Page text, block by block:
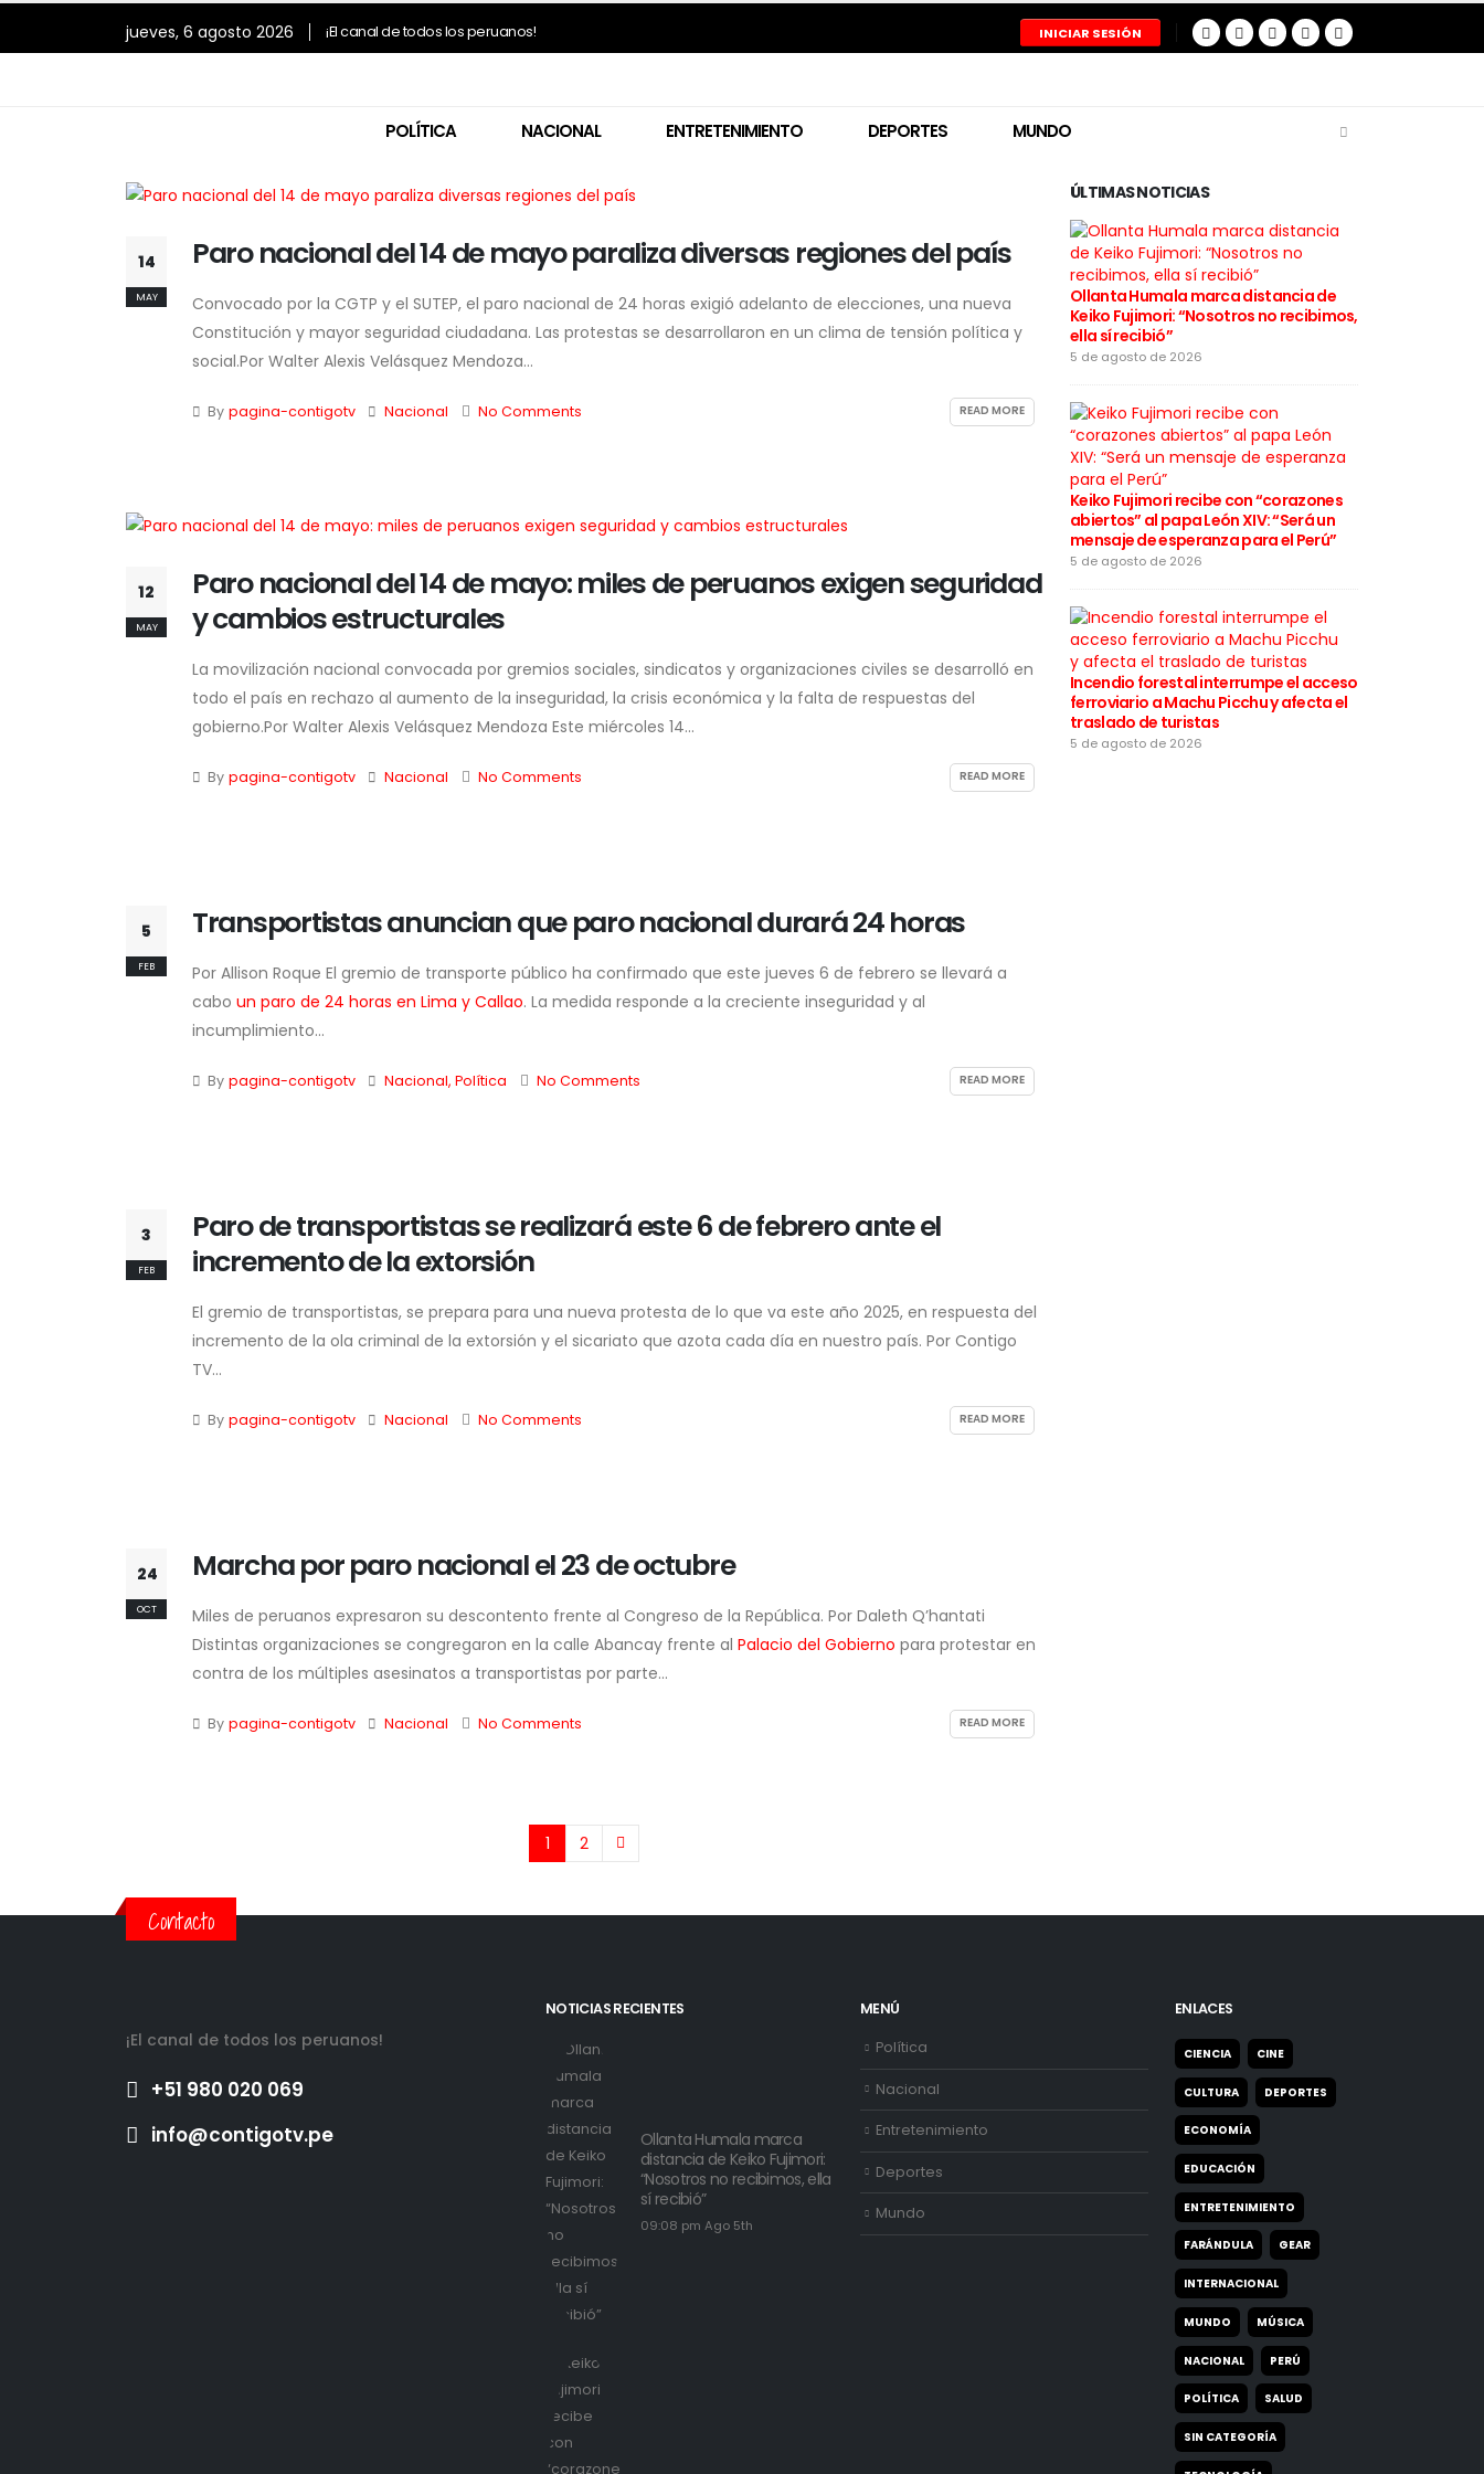
jueves, 6 agosto 2026 ¡El canal de todos los peruanos! INICIAR SESIÓN
POLÍTICA NACIONAL ENTRETENIMIENTO DEPORTES MUNDO
14
MAY
Paro nacional del 14 de mayo paraliza diversas regiones del país
Convocado por la CGTP y el SUTEP, el paro nacional de 24 horas exigió adelanto de elecciones, una nueva
Constitución y mayor seguridad ciudadana. Las protestas se desarrollaron en un clima de tensión política y
social.Por Walter Alexis Velásquez Mendoza...
By pagina-contigotv Nacional No Comments READ MORE
12
MAY
Paro nacional del 14 de mayo: miles de peruanos exigen seguridad
y cambios estructurales
La movilización nacional convocada por gremios sociales, sindicatos y organizaciones civiles se desarrolló en
todo el país en rechazo al aumento de la inseguridad, la crisis económica y la falta de respuestas del
gobierno.Por Walter Alexis Velásquez Mendoza Este miércoles 14...
By pagina-contigotv Nacional No Comments READ MORE
5
FEB
Transportistas anuncian que paro nacional durará 24 horas
Por Allison Roque El gremio de transporte público ha confirmado que este jueves 6 de febrero se llevará a
cabo un paro de 24 horas en Lima y Callao. La medida responde a la creciente inseguridad y al
incumplimiento...
By pagina-contigotv Nacional, Política No Comments READ MORE
3
FEB
Paro de transportistas se realizará este 6 de febrero ante el
incremento de la extorsión
El gremio de transportistas, se prepara para una nueva protesta de lo que va este año 2025, en respuesta del
incremento de la ola criminal de la extorsión y el sicariato que azota cada día en nuestro país. Por Contigo
TV...
By pagina-contigotv Nacional No Comments READ MORE
24
OCT
Marcha por paro nacional el 23 de octubre
Miles de peruanos expresaron su descontento frente al Congreso de la República. Por Daleth Q’hantati
Distintas organizaciones se congregaron en la calle Abancay frente al Palacio del Gobierno para protestar en
contra de los múltiples asesinatos a transportistas por parte...
By pagina-contigotv Nacional No Comments READ MORE
1 2
ÚLTIMAS NOTICIAS
Ollanta Humala marca distancia de
Keiko Fujimori: “Nosotros no recibimos,
ella sí recibió”
5 de agosto de 2026
Keiko Fujimori recibe con “corazones
abiertos” al papa León XIV: “Será un
mensaje de esperanza para el Perú”
5 de agosto de 2026
Incendio forestal interrumpe el acceso
ferroviario a Machu Picchu y afecta el
traslado de turistas
5 de agosto de 2026
Contacto
¡El canal de todos los peruanos!
+51 980 020 069
info@contigotv.pe
NOTICIAS RECIENTES
Ollanta Humala marca
distancia de Keiko Fujimori:
“Nosotros no recibimos, ella
sí recibió”
09:08 pm Ago 5th
MENÚ
Política
Nacional
Entretenimiento
Deportes
Mundo
ENLACES
CIENCIA CINE
CULTURA DEPORTES
ECONOMÍA
EDUCACIÓN
ENTRETENIMIENTO
FARÁNDULA GEAR
INTERNACIONAL
MUNDO MÚSICA
NACIONAL PERÚ
POLÍTICA SALUD
SIN CATEGORÍA